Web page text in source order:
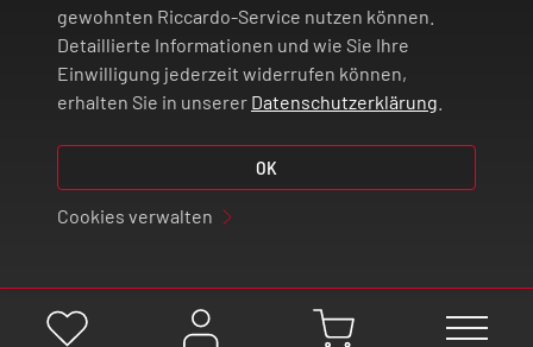
gewohnten Riccardo-Service nutzen können.
Detaillierte Informationen und wie Sie Ihre
Einwilligung jederzeit widerrufen können,
erhalten Sie in unserer Datenschutzerklärung
OK
Cookies verwalten
ZAHLUNG UND VERSAND
VERTRAG WIDERRUFEN
© 2026 | Riccardo Onlinestore GmbH